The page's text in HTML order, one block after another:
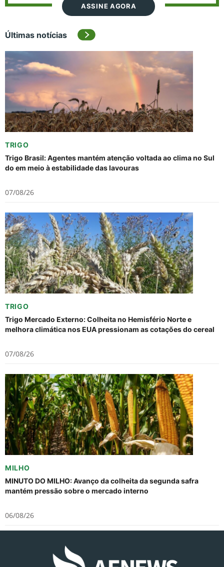
ASSINE AGORA
Últimas notícias
TRIGO
Trigo Brasil: Agentes mantém atenção voltada ao clima no Sul
do em meio à estabilidade das lavouras
07/08/26
TRIGO
Trigo Mercado Externo: Colheita no Hemisfério Norte e
melhora climática nos EUA pressionam as cotações do cereal
07/08/26
MILHO
MINUTO DO MILHO: Avanço da colheita da segunda safra
mantém pressão sobre o mercado interno
06/08/26